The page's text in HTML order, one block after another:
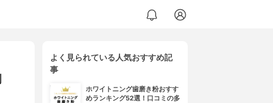
よく見られている人気おすすめ記
事
ホワイトニング歯磨き粉おすす
めランキング52選！口コミの多